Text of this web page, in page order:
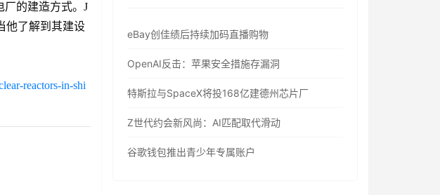
厂的建造方式。J
他了解到其建设
reactors-in-shi
eBay创佳绩后持续加码直播购物
OpenAI反击：苹果安全措施存漏洞
特斯拉与SpaceX将投168亿建德州芯片厂
Z世代约会新风尚：AI匹配取代滑动
谷歌钱包推出青少年专属账户